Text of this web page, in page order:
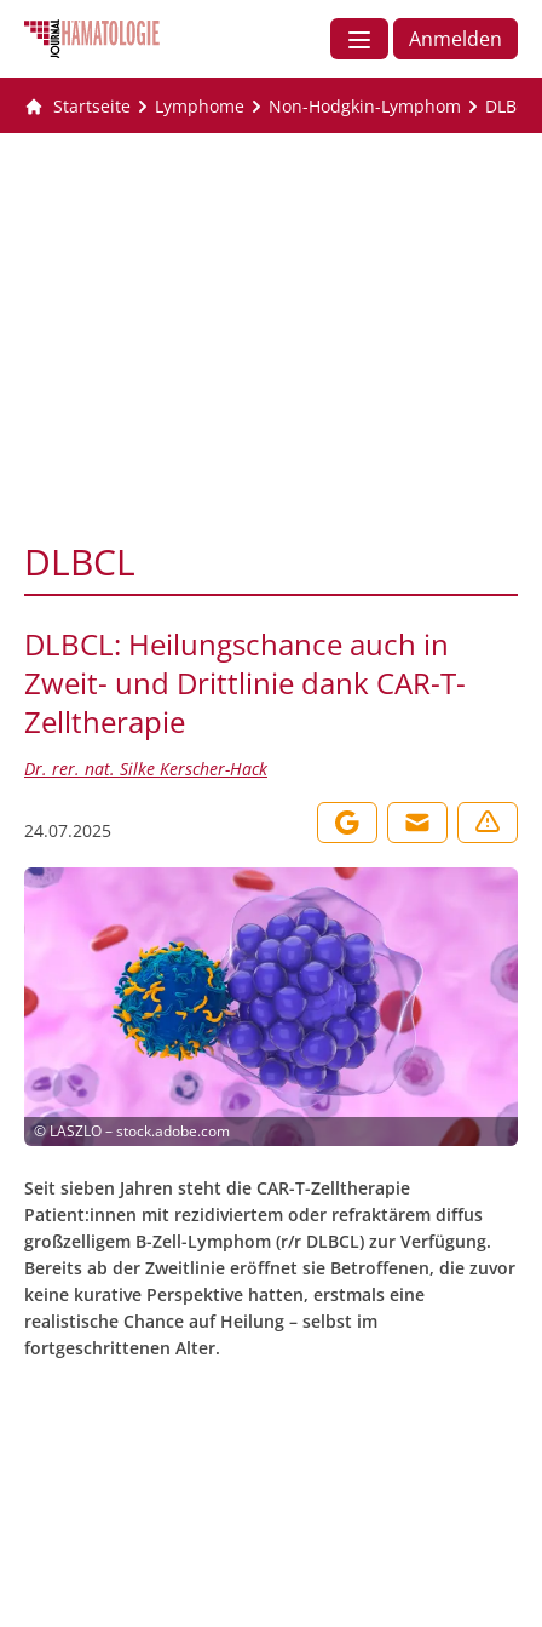
Anmelden
Startseite Lymphome Non-Hodgkin-Lymphom DLBCL
DLBCL
DLBCL: Heilungschance auch in
Zweit- und Drittlinie dank CAR-T-
Zelltherapie
Dr. rer. nat. Silke Kerscher-Hack
24.07.2025
©LASZLO – stock.adobe.com
Seit sieben Jahren steht die CAR-T-Zelltherapie
Patient:innen mit rezidiviertem oder refraktärem diffus
großzelligem B-Zell-Lymphom (r/r DLBCL) zur Verfügung.
Bereits ab der Zweitlinie eröffnet sie Betroffenen, die zuvor
keine kurative Perspektive hatten, erstmals eine
realistische Chance auf Heilung – selbst im
fortgeschrittenen Alter.